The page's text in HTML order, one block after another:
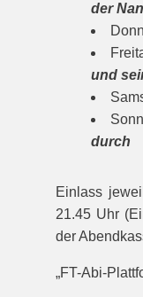
der
und
durch
Einlass
21.45 Uhr
der
„FT-Abi-